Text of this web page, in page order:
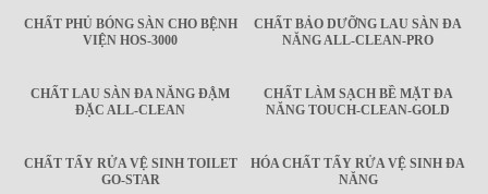
CHẤT PHỦ BÓNG SÀN CHO BỆNH
VIỆN HOS-3000
CHẤT BẢO DƯỠNG LAU SÀN ĐA
NĂNG ALL-CLEAN-PRO
CHẤT LAU SÀN ĐA NĂNG ĐẬM
ĐẶC ALL-CLEAN
CHẤT LÀM SẠCH BỀ MẶT ĐA
NĂNG TOUCH-CLEAN-GOLD
CHẤT TẨY RỬA VỆ SINH TOILET
GO-STAR
HÓA CHẤT TẨY RỬA VỆ SINH ĐA
NĂNG